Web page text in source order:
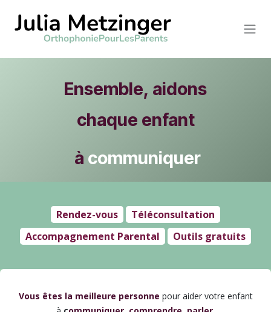
Ensemble, aidons
chaque enfant
à communiquer
Rendez-vous
Téléconsultation
Accompagnement Parental
Outils gratuits
Vous êtes ​la meilleure personne pour aider votre enfant